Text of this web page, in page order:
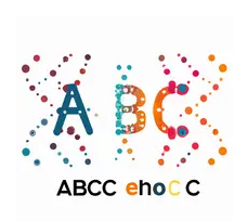
contenu
(Pressez
Entrée)